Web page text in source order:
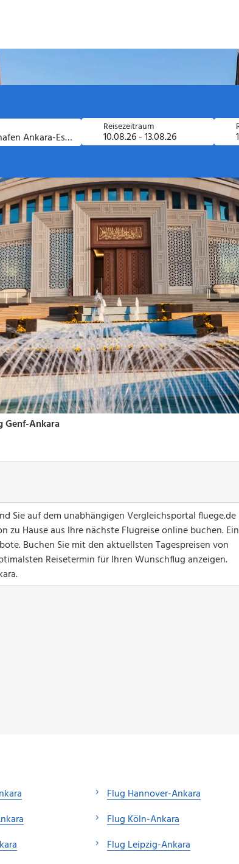
Sie auf dem unabhängigen Vergleichsportal fluege.de
Hause aus Ihre nächste Flugreise online buchen. Ein
Buchen Sie mit den aktuellsten Tagespreisen von
Reisetermin für Ihren Wunschflug anzeigen.
Flug Hannover-Ankara
Flug Köln-Ankara
Flug Leipzig-Ankara